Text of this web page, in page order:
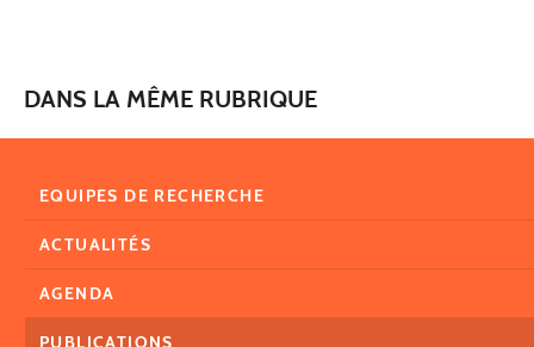
DANS LA MÊME RUBRIQUE
EQUIPES DE RECHERCHE
ACTUALITÉS
AGENDA
PUBLICATIONS